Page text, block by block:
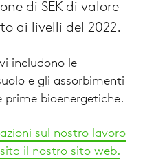
di SEK di valore
ai livelli del 2022.
includono le
e gli assorbimenti
bioenergetiche.
sul nostro lavoro
il nostro sito web.